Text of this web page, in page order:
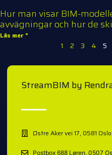
Hur man visar BIM-
avvägningar och hur de
Läs mer "
1 2 3 4 5
StreamBIM by
Østre Aker vei 17, 0581 Oslo
Postbox 688 Løren, 0507